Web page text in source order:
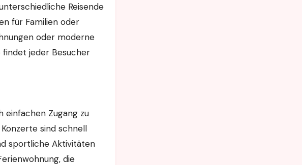
Reisende
für Familien oder
oder moderne
findet jeder Besucher
einfachen Zugang zu
sind schnell
sportliche Aktivitäten
die